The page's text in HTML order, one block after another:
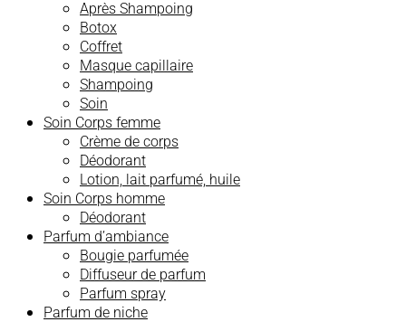
Après Shampoing
Botox
Coffret
Masque capillaire
Shampoing
Soin
Soin Corps femme
Crème de corps
Déodorant
Lotion, lait parfumé, huile
Soin Corps homme
Déodorant
Parfum d’ambiance
Bougie parfumée
Diffuseur de parfum
Parfum spray
Parfum de niche